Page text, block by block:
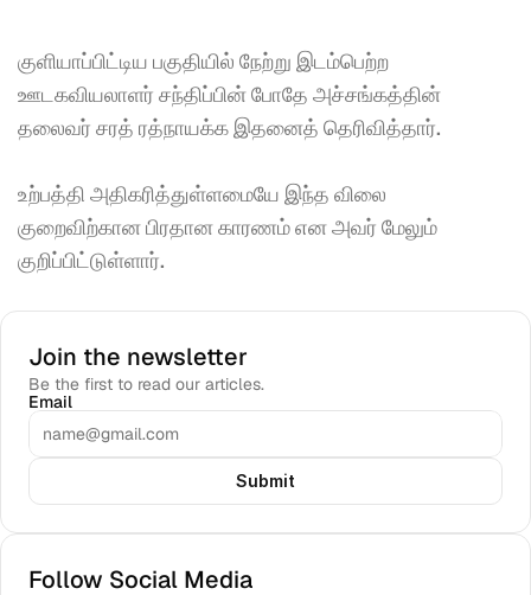
குளியாப்பிட்டிய பகுதியில் நேற்று இடம்பெற்ற
ஊடகவியலாளர் சந்திப்பின் போதே அச்சங்கத்தின்
தலைவர் சரத் ரத்நாயக்க இதனைத் தெரிவித்தார்.
உற்பத்தி அதிகரித்துள்ளமையே இந்த விலை
குறைவிற்கான பிரதான காரணம் என அவர் மேலும்
குறிப்பிட்டுள்ளார்.
Join the newsletter
Be the first to read our articles.
Email
Submit
Follow Social Media